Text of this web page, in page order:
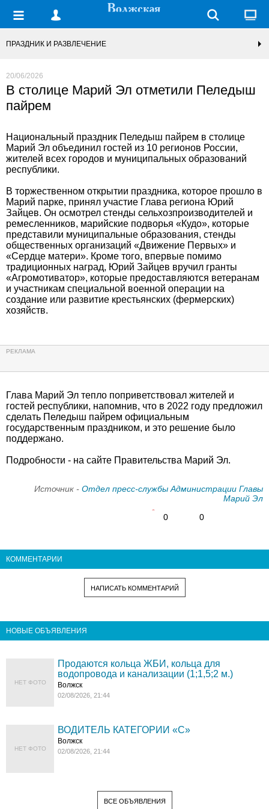
ПРАЗДНИК И РАЗВЛЕЧЕНИЕ
20/06/2026
В столице Марий Эл отметили Пеледыш
пайрем
Национальный праздник Пеледыш пайрем в столице
Марий Эл объединил гостей из 10 регионов России,
жителей всех городов и муниципальных образований
республики.
В торжественном открытии праздника, которое прошло в
Марий парке, принял участие Глава региона Юрий
Зайцев. Он осмотрел стенды сельхозпроизводителей и
ремесленников, марийские подворья «Кудо», которые
представили муниципальные образования, стенды
общественных организаций «Движение Первых» и
«Сердце матери». Кроме того, впервые помимо
традиционных наград, Юрий Зайцев вручил гранты
«Агромотиватор», которые предоставляются ветеранам
и участникам специальной военной операции на
создание или развитие крестьянских (фермерских)
хозяйств.
Глава Марий Эл тепло поприветствовал жителей и
гостей республики, напомнив, что в 2022 году предложил
сделать Пеледыш пайрем официальным
государственным праздником, и это решение было
поддержано.
Подробности - на сайте Правительства Марий Эл.
Источник - Отдел пресс-службы Администрации Главы
Марий Эл
0
0
КОММЕНТАРИИ
НАПИСАТЬ КОММЕНТАРИЙ
НОВЫЕ ОБЪЯВЛЕНИЯ
НЕТ ФОТО
Продаются кольца ЖБИ, кольца для
водопровода и канализации (1;1,5;2 м.)
Волжск
02/08/2026, 21:44
НЕТ ФОТО
ВОДИТЕЛЬ КАТЕГОРИИ «C»
Волжск
02/08/2026, 21:44
ВСЕ ОБЪЯВЛЕНИЯ